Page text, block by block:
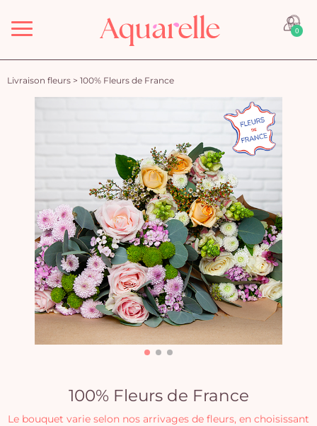
Menu 0
Livraison fleurs > 100% Fleurs de France
100% Fleurs de France
Le bouquet varie selon nos arrivages de fleurs, en choisissant